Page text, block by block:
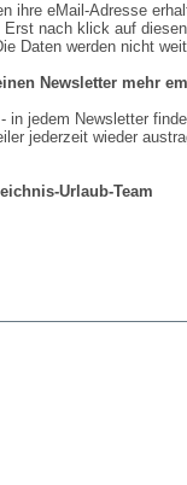
ihre eMail-Adresse
Erst nach klick auf
Daten werden nicht
Newsletter mehr
in jedem Newsletter
jederzeit wieder
Urlaub-Team